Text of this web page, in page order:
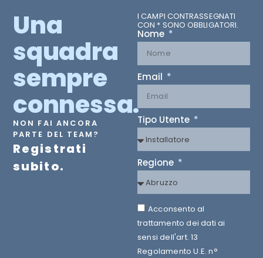
Una
squadra
sempre
connessa.
NON FAI ANCORA
PARTE DEL TEAM?
Registrati
subito.
I CAMPI CONTRASSEGNATI
CON * SONO OBBLIGATORI.
Nome
Email
Tipo Utente
Regione
Acconsento al
trattamento dei dati ai
sensi dell'art. 13
Regolamento U.E. n°